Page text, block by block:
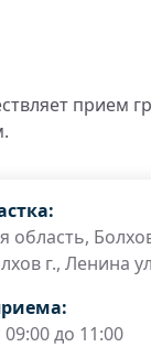
прием
область,
г., Ленина
до 11:00